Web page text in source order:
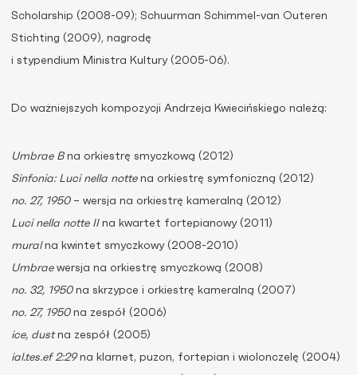
Scholarship (2008-09); Schuurman Schimmel-van Outeren
Stichting (2009), nagrodę
i stypendium Ministra Kultury (2005-06).
Do ważniejszych kompozycji Andrzeja Kwiecińskiego należą:
Umbrae B na orkiestrę smyczkową (2012)
Sinfonia: Luci nella notte na orkiestrę symfoniczną (2012)
no. 27, 1950– wersja na orkiestrę kameralną (2012)
Luci nella notte IIna kwartet fortepianowy (2011)
muralna kwintet smyczkowy (2008-2010)
Umbraewersja na orkiestrę smyczkową (2008)
no. 32, 1950na skrzypce i orkiestrę kameralną (2007)
no. 27, 1950na zespół (2006)
ice, dustna zespół (2005)
ial.tes.ef 2:29na klarnet, puzon, fortepian i wiolonczelę (2004)